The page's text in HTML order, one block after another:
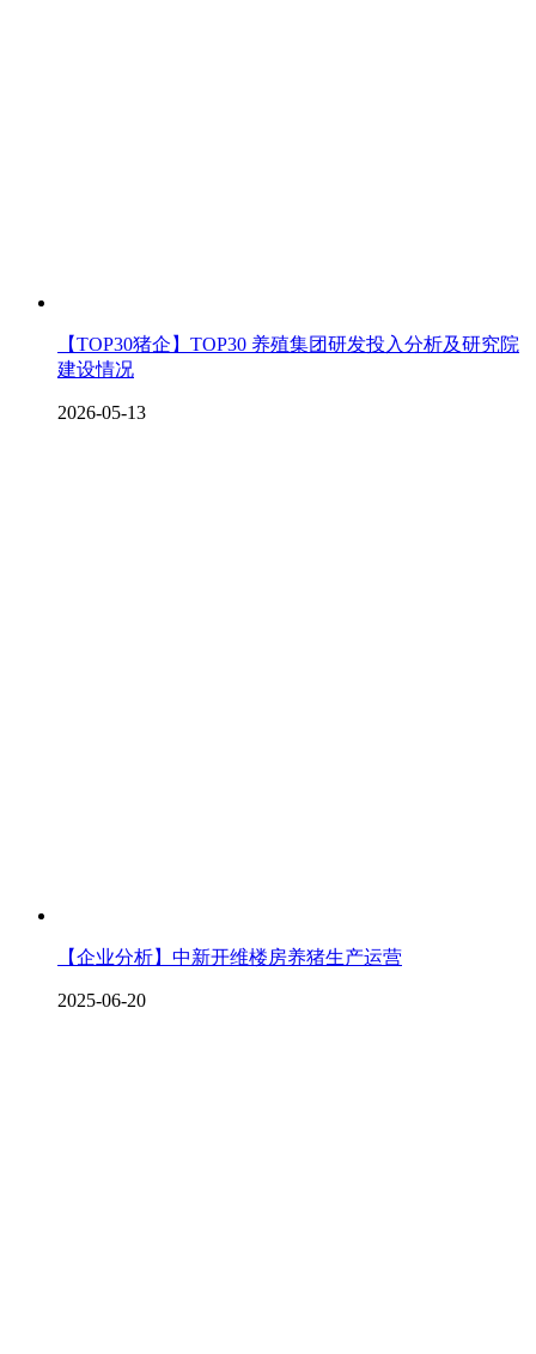
【TOP30猪企】TOP30 养殖集团研发投入分析及研究院
建设情况
2026-05-13
【企业分析】中新开维楼房养猪生产运营
2025-06-20